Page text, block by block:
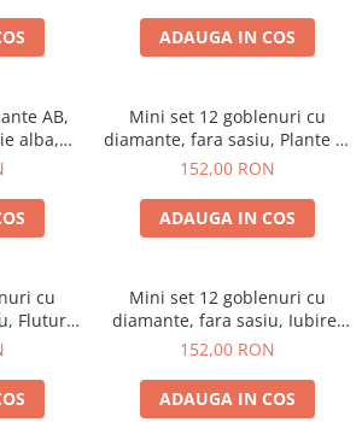
ADAUGA IN COS
AB,
alba,
Mini set 12 goblenuri cu
diamante, fara sasiu, Plante 2,
18x15 cm
152,00 RON
ADAUGA IN COS
cu
Fluturi
Mini set 12 goblenuri cu
diamante, fara sasiu, Iubire,
18x15 cm
152,00 RON
ADAUGA IN COS